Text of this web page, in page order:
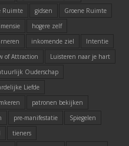
Ruimte gidsen
Groene Ruimte
hogere zelf
inkomende ziel
Intentie
of Attraction
Luisteren naar je hart
Ouderschap
Liefde
patronen bekijken
pre-manifestatie
Spiegelen
tieners